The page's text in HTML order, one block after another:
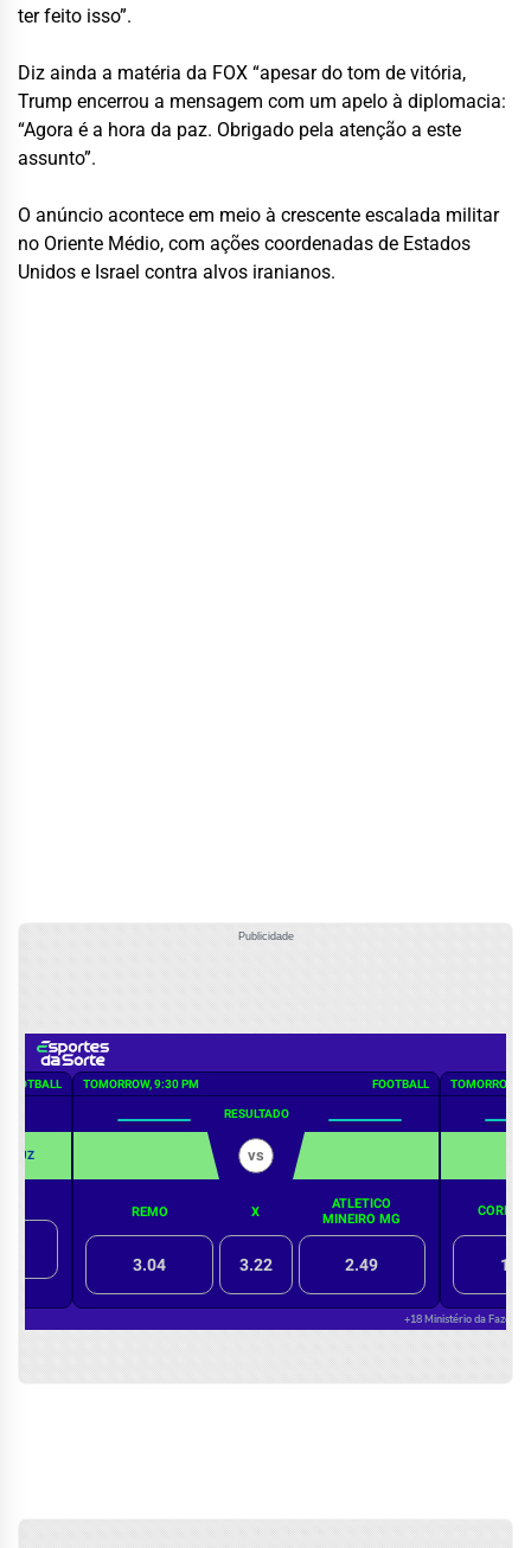
ter feito isso”.
Diz ainda a matéria da FOX “apesar do tom de vitória,
Trump encerrou a mensagem com um apelo à diplomacia:
“Agora é a hora da paz. Obrigado pela atenção a este
assunto”.
O anúncio acontece em meio à crescente escalada militar
no Oriente Médio, com ações coordenadas de Estados
Unidos e Israel contra alvos iranianos.
Publicidade